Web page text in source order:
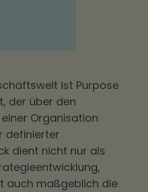
ist Purpose
der über den
Organisation
definierter
dient nicht nur als
auch maßgeblich die